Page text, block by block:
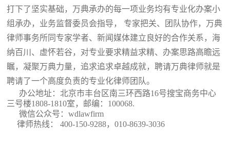
打下了坚实基础，万典承办的每一项业务均有专业化办案小
组承办，业务监督委员会指导， 专家把关、团队协作，万典
律师事务所同专家学者、新闻媒体建立良好的合作关系，海
纳百川、虚怀若谷，对专业要求精益求精、办案思路高瞻远
瞩，凝聚万典力量，追求追求卓越成就，聘请万典律师就是
聘请了一个高度负责的专业化律师团队。
办公地址：北京市丰台区南三环西路16号搜宝商务中心
三号楼1808-1810室 ，邮编：100068.
微信公众号：wdlawfirm
律师热线： 400-150-9288，010-8639-3036